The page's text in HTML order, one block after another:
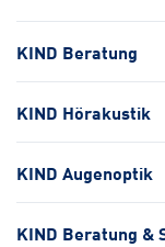
KIND Beratung
KIND Hörakustik
KIND Augenoptik
KIND Beratung &